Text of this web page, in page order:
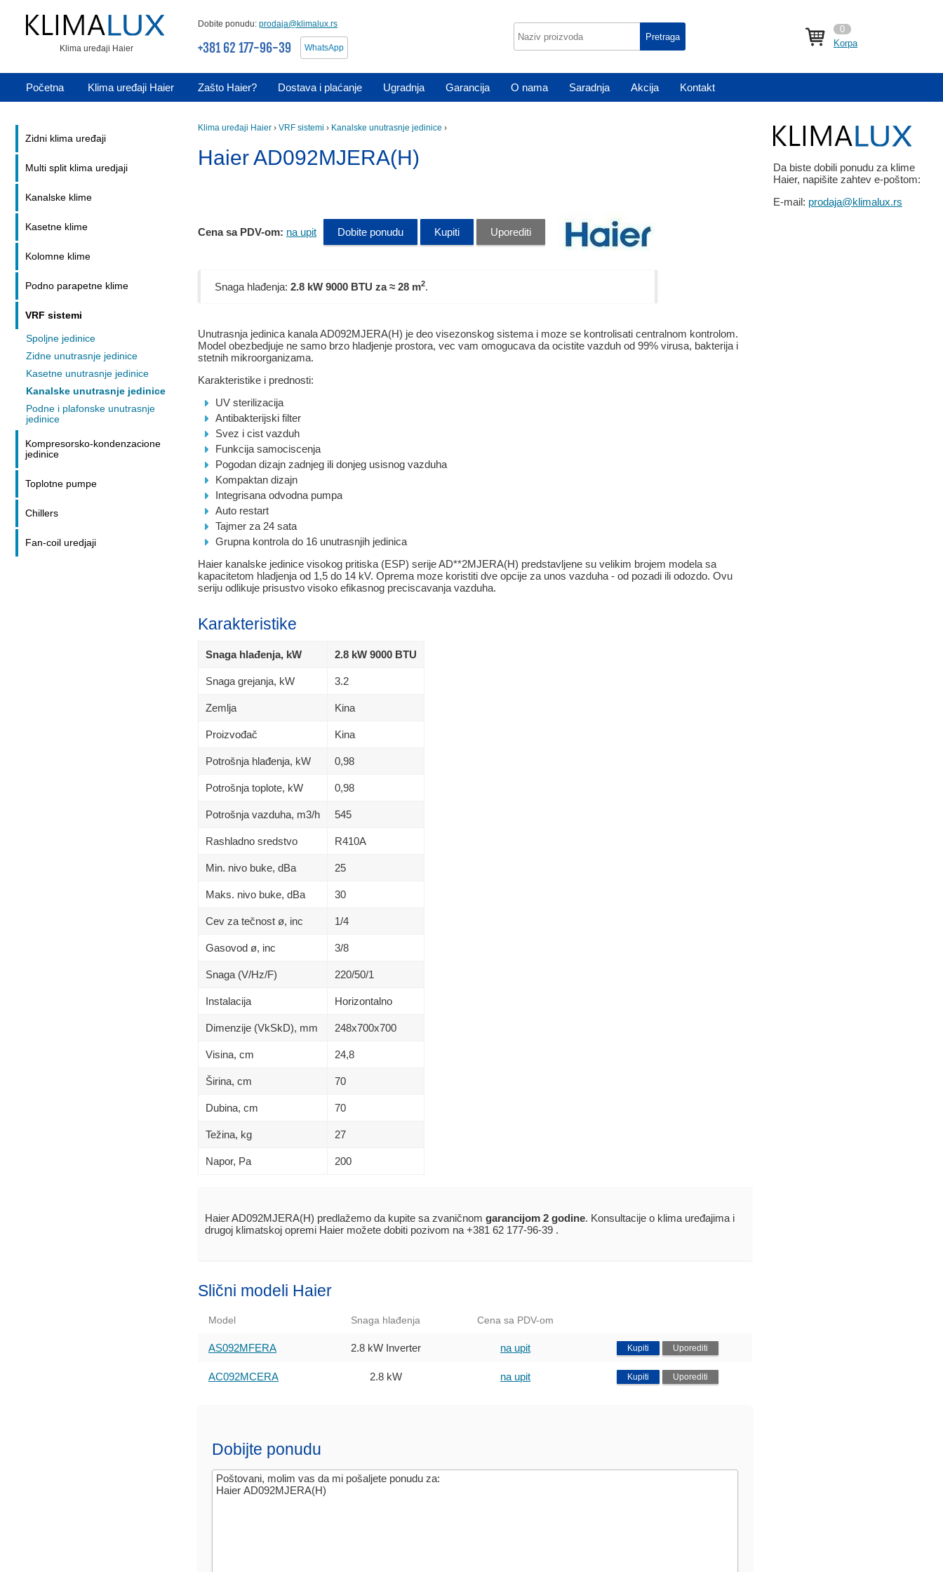
Klima uređaji Haier
Dobite ponudu: prodaja@klimalux.rs
+381 62 177-96-39 WhatsApp
Pretraga
0
Korpa
Početna Klima uređaji Haier Zašto Haier? Dostava i plaćanje Ugradnja Garancija O nama Saradnja Akcija Kontakt
Klima uređaji Haier › VRF sistemi › Kanalske unutrasnje jedinice ›
Haier AD092MJERA(H)
Cena sa PDV-om: na upit Dobite ponudu Kupiti Uporediti
Snaga hlađenja: 2.8 kW 9000 BTU za ≈ 28 m2.
Unutrasnja jedinica kanala AD092MJERA(H) je deo visezonskog sistema i moze se kontrolisati centralnom kontrolom.
Model obezbedjuje ne samo brzo hladjenje prostora, vec vam omogucava da ocistite vazduh od 99% virusa, bakterija i
stetnih mikroorganizama.
Karakteristike i prednosti:
UV sterilizacija
Antibakterijski filter
Svez i cist vazduh
Funkcija samociscenja
Pogodan dizajn zadnjeg ili donjeg usisnog vazduha
Kompaktan dizajn
Integrisana odvodna pumpa
Auto restart
Tajmer za 24 sata
Grupna kontrola do 16 unutrasnjih jedinica
Haier kanalske jedinice visokog pritiska (ESP) serije AD**2MJERA(H) predstavljene su velikim brojem modela sa
kapacitetom hladjenja od 1,5 do 14 kV. Oprema moze koristiti dve opcije za unos vazduha - od pozadi ili odozdo. Ovu
seriju odlikuje prisustvo visoko efikasnog preciscavanja vazduha.
Karakteristike
Snaga hlađenja, kW 2.8 kW 9000 BTU
Snaga grejanja, kW 3.2
Zemlja Kina
Proizvođač Kina
Potrošnja hlađenja, kW 0,98
Potrošnja toplote, kW 0,98
Potrošnja vazduha, m3/h 545
Rashladno sredstvo R410A
Min. nivo buke, dBa 25
Maks. nivo buke, dBa 30
Cev za tečnost ø, inc 1/4
Gasovod ø, inc 3/8
Snaga (V/Hz/F) 220/50/1
Instalacija Horizontalno
Dimenzije (VkSkD), mm 248х700х700
Visina, сm 24,8
Širina, сm 70
Dubina, сm 70
Težina, kg 27
Napor, Pa 200
Haier AD092MJERA(H) predlažemo da kupite sa zvaničnom garancijom 2 godine. Konsultacije o klima uređajima i
drugoj klimatskoj opremi Haier možete dobiti pozivom na +381 62 177-96-39 .
Slični modeli Haier
Model Snaga hlađenja Cena sa PDV-om
AS092MFERA 2.8 kW Inverter na upit Kupiti Uporediti
AC092MCERA 2.8 kW na upit Kupiti Uporediti
Dobijte ponudu
Zidni klima uređaji
Multi split klima uredjaji
Kanalske klime
Kasetne klime
Kolomne klime
Podno parapetne klime
VRF sistemi
Spoljne jedinice
Zidne unutrasnje jedinice
Kasetne unutrasnje jedinice
Kanalske unutrasnje jedinice
Podne i plafonske unutrasnje
jedinice
Kompresorsko-kondenzacione
jedinice
Toplotne pumpe
Chillers
Fan-coil uredjaji
Da biste dobili ponudu za klime
Haier, napišite zahtev e-poštom:
E-mail: prodaja@klimalux.rs